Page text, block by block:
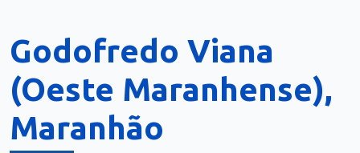
Godofredo Viana
(Oeste Maranhense),
Maranhão